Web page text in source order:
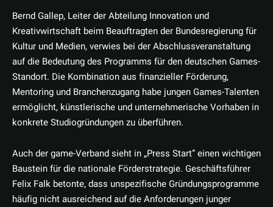
Bernd Gallep, Leiter der Abteilung Innovation und
Kreativwirtschaft beim Beauftragten der Bundesregierung für
Kultur und Medien, verwies bei der Abschlussveranstaltung
auf die Bedeutung des Programms für den deutschen Games-
Standort. Die Kombination aus finanzieller Förderung,
Mentoring und Branchenzugang habe jungen Games-Talenten
ermöglicht, künstlerische und unternehmerische Vorhaben in
konkrete Studiogründungen zu überführen.
Auch der game-Verband sieht in „Press Start” einen wichtigen
Baustein für die nationale Förderstrategie. Geschäftsführer
Felix Falk betonte, dass unspezifische Gründungsprogramme
häufig nicht ausreichend auf die Anforderungen junger